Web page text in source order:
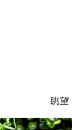
眺望